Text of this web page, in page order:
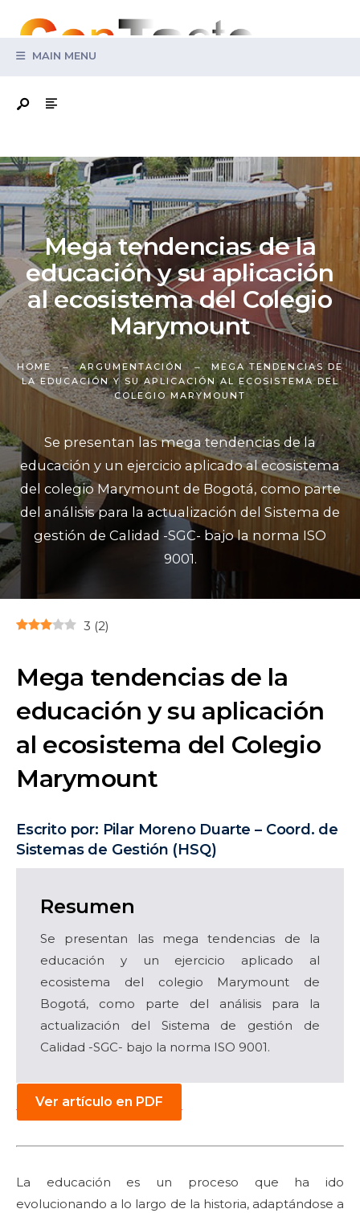
MAIN MENU
Mega tendencias de la
educación y su aplicación
al ecosistema del Colegio
Marymount
HOME ARGUMENTACIÓN
MEGA TENDENCIAS DE
LA EDUCACIÓN Y SU APLICACIÓN AL ECOSISTEMA DEL
COLEGIO MARYMOUNT
Se presentan las mega tendencias de la
educación y un ejercicio aplicado al ecosistema
del colegio Marymount de Bogotá, como parte
del análisis para la actualización del Sistema de
gestión de Calidad -SGC- bajo la norma ISO
9001.
3 (2)
Mega tendencias de la
educación y su aplicación
al ecosistema del Colegio
Marymount
Escrito por: Pilar Moreno Duarte – Coord. de
Sistemas de Gestión (HSQ)
Resumen
Se presentan las mega tendencias de la
educación y un ejercicio aplicado al
ecosistema del colegio Marymount de
Bogotá, como parte del análisis para la
actualización del Sistema de gestión de
Calidad -SGC- bajo la norma ISO 9001.
Ver artículo en PDF
La educación es un proceso que ha ido
evolucionando a lo largo de la historia, adaptándose a
for: